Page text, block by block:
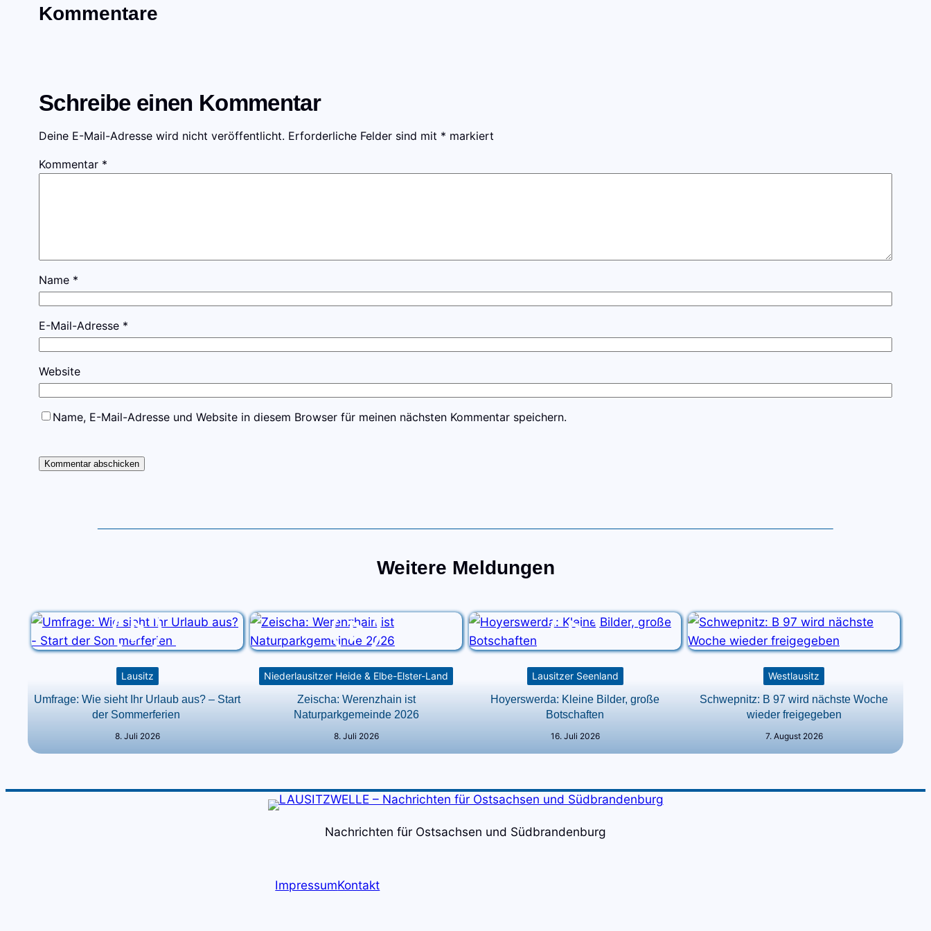
Kommentare
Schreibe einen Kommentar
Deine E-Mail-Adresse wird nicht veröffentlicht. Erforderliche Felder sind mit * markiert
Kommentar *
Name *
E-Mail-Adresse *
Website
Name, E-Mail-Adresse und Website in diesem Browser für meinen nächsten Kommentar speichern.
Weitere Meldungen
Lausitz
Umfrage: Wie sieht Ihr Urlaub aus? – Start
der Sommerferien
8. Juli 2026
Niederlausitzer Heide & Elbe-Elster-Land
Zeischa: Werenzhain ist
Naturparkgemeinde 2026
8. Juli 2026
Lausitzer Seenland
Hoyerswerda: Kleine Bilder, große
Botschaften
16. Juli 2026
Westlausitz
Schwepnitz: B 97 wird nächste Woche
wieder freigegeben
7. August 2026
Nachrichten für Ostsachsen und Südbrandenburg
ImpressumKontakt